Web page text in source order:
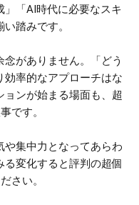
「AI時代に必要なスキ
踏みです。
がありません。「どう
率的なアプローチはな
ンが始まる場面も、超
です。
集中力となってあらわ
変化すると評判の超個
さい。